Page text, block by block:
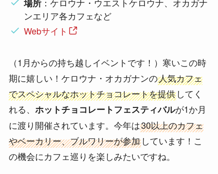
場所 ：ケロウナ・ウエストケロウナ、オカガナ
ンエリア各カフェなど
Webサイト
（1月からの持ち越しイベントです！）寒いこの時
期に嬉しい！ケロウナ・オカガナンの人気カフェ
でスペシャルなホットチョコレートを提供してく
れる、 ホットチョコレートフェスティバルが1か月
に渡り開催されています。今年は30以上のカフェ
やベーカリー、ブルワリーが参加しています！こ
の機会にカフェ巡りを楽しみたいですね。